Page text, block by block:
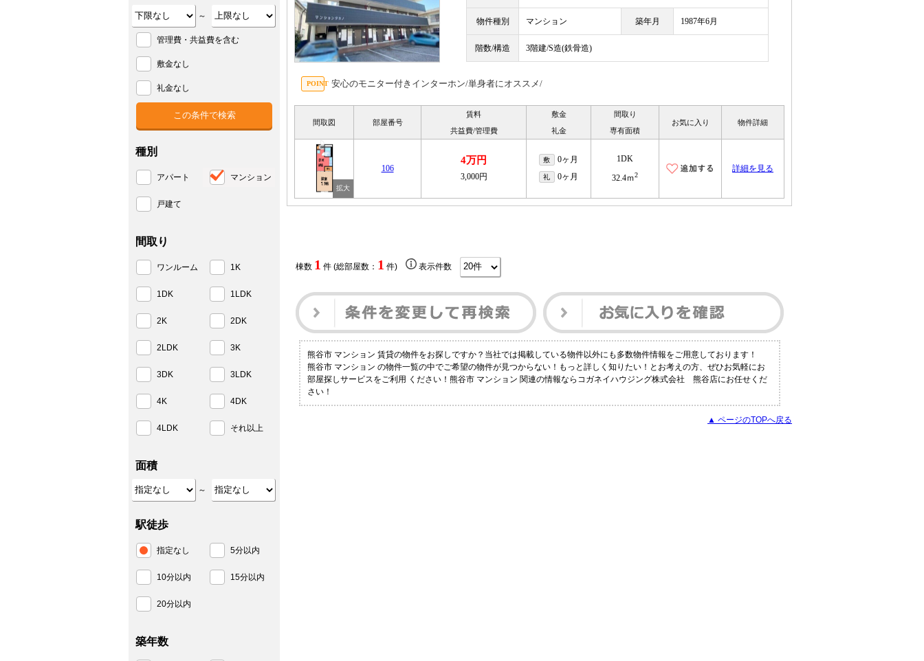
物件種別 マンション 築年月 1987年6月
階数/構造 3階建/S造(鉄骨造)
安心のモニター付きインターホン/単身者にオススメ/
間取図 部屋番号
賃料
共益費/管理費
敷金
礼金
間取り
専有面積
お気に入り 物件詳細
106
4万円
3,000円
敷 0ヶ月
礼 0ヶ月
1DK
32.4ｍ2
詳細を見る
棟数 1 件 (総部屋数： 1 件) 表示件数
熊谷市 マンション 賃貸の物件をお探しですか？当社では掲載している物件以外にも多数物件情報をご用意しております！
熊谷市 マンション の物件一覧の中でご希望の物件が見つからない！もっと詳しく知りたい！とお考えの方、ぜひお気軽にお
部屋探しサービスをご利用 ください！熊谷市 マンション 関連の情報ならコガネイハウジング株式会社 熊谷店にお任せくだ
さい！
▲ ページのTOPへ戻る
～
管理費・共益費を含む
敷金なし
礼金なし
種別
アパート マンション
戸建て
間取り
ワンルーム 1K
1DK 1LDK
2K 2DK
2LDK 3K
3DK 3LDK
4K 4DK
4LDK それ以上
面積
～
駅徒歩
指定なし 5分以内
10分以内 15分以内
20分以内
築年数